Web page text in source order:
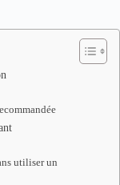
utiliser un